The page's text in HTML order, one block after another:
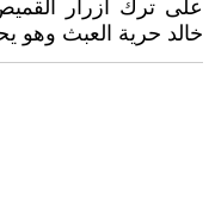
على ترك أزرار
خالد حرية العبث وهو